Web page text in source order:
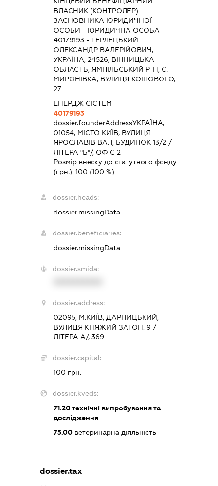
ВЛАСНИК (КОНТРОЛЕР)
ЗАСНОВНИКА ЮРИДИЧНОЇ
ОСОБИ - ЮРИДИЧНА ОСОБА -
40179193 - ТЕРЛЕЦЬКИЙ
ОЛЕКСАНДР ВАЛЕРІЙОВИЧ,
УКРАЇНА, 24526, ВІННИЦЬКА
ОБЛАСТЬ, ЯМПІЛЬСЬКИЙ Р-Н, С.
МИРОНІВКА, ВУЛИЦЯ КОШОВОГО,
27
ЕНЕРДЖ СІСТЕМ
40179193
dossier.founderAddressУКРАЇНА,
01054, МІСТО КИЇВ, ВУЛИЦЯ
ЯРОСЛАВІВ ВАЛ, БУДИНОК 13/2 /
ЛІТЕРА "Б"/, ОФІС 2
Розмір внеску до статутного фонду
(грн.): 100 (100 %)
dossier.heads:
dossier.missingData
dossier.beneficiaries:
dossier.missingData
dossier.smida:
dossier.address:
02095, М.КИЇВ, ДАРНИЦЬКИЙ,
ВУЛИЦЯ КНЯЖИЙ ЗАТОН, 9 /
ЛІТЕРА А/, 369
dossier.capital:
100 грн.
dossier.kveds:
71.20технічні випробування та
дослідження
75.00ветеринарна діяльність
dossier.tax